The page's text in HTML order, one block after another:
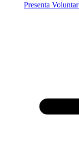
Presenta